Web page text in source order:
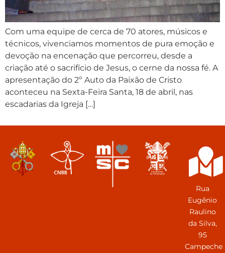
Com uma equipe de cerca de 70 atores, músicos e
técnicos, vivenciamos momentos de pura emoção e
devoção na encenação que percorreu, desde a
criação até o sacrifício de Jesus, o cerne da nossa fé. A
apresentação do 2º Auto da Paixão de Cristo
aconteceu na Sexta-Feira Santa, 18 de abril, nas
escadarias da Igreja […]
Rua
Eugênio
Raulino
da Silva,
95
Campeche